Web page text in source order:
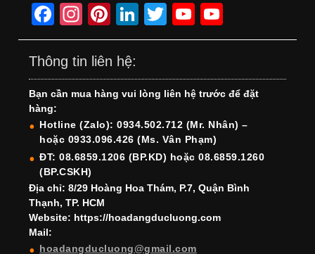
F
a
c
e
b
o
o
k
In
st
a
gr
a
m
Pi
nt
er
e
st
Li
n
e
dI
n
T
wi
er
Y
o
T
u
b
e
o
T
u
b
e
h
Thông tin liên hệ:
Bạn cần mua hàng vui lòng liên hệ trước để đặt
hàng:
Hotline (Zalo): 0934.502.712 (Mr. Nhân) –
hoặc 0933.096.426 (Ms. Vân Phạm)
ĐT: 08.6859.1206 (BP.KD) hoặc 08.6859.1260
(BP.CSKH)
Địa chỉ: 8/29 Hoàng Hoa Thám, P.7, Quận Bình
Thạnh, TP. HCM
Website: https://hoadangducluong.com
Mail:
hoadangducluong@gmail.com